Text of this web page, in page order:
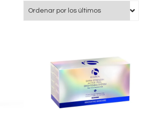
los
últimos